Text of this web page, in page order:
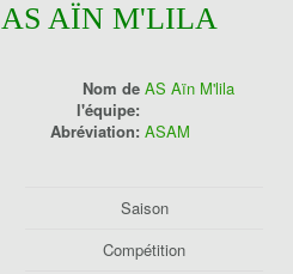
AS AÏN M'LILA
Nom de
l'équipe:
AS Aïn M'lila
Abréviation: ASAM
History
Saison
Compétition